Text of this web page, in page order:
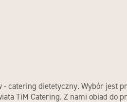
- catering dietetyczny. Wybór jest
TiM Catering. Z nami obiad do